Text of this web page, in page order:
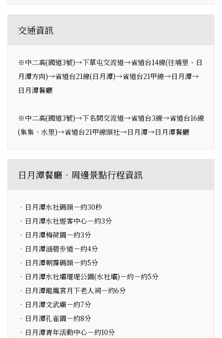
交通資訊
※中二高(國道3號)→下草屯交流道→省道台14線(往埔里、日
月潭方向)→省道台21線(日月潭)→省道台21甲線→日月潭→
日月潭餐廳
※中二高(國道3號)→下名間交流道→省道台3線→省道台16線
(集集、水里)→省道台21甲線頭社→日月潭→日月潭餐廳
日月潭餐廳．周邊景點行程資訊
．日月潭水社碼頭－約30秒
．日月潭水社遊客中心－約3分
．日月潭梅荷園－約3分
．日月潭涵碧步道－約4分
．日月潭朝霧碼頭－約5分
．日月潭水社壩堰堤公園(水社壩)－約－約5分
．日月潭龍鳳宮月下老人祠－約6分
．日月潭文武廟－約7分
．日月潭孔雀園－約8分
．日月潭青年活動中心－約10分